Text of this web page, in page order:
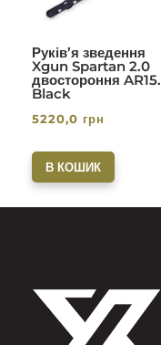
Руків’я зведення
Xgun Spartan 2.0
двостороння AR15.
Black
5220,0 грн
В КОШИК